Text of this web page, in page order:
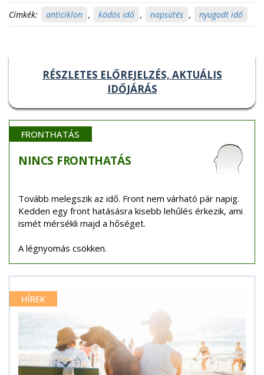
Címkék: anticiklon , ködös idő , napsütés , nyugodt idő
RÉSZLETES ELŐREJELZÉS, AKTUÁLIS
IDŐJÁRÁS
FRONTHATÁS
NINCS FRONTHATÁS
Tovább melegszik az idő. Front nem várható pár napig.
Kedden egy front hatásásra kisebb lehűlés érkezik, ami
ismét mérsékli majd a hőséget.
A légnyomás csökken.
HÍREK